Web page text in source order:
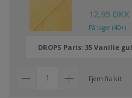
12,95 DKK
På lager (40+)
Fjern fra kit